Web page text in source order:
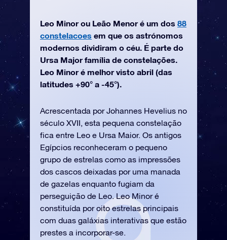
Leo Minor ou Leão Menor é um dos 88
constelacoes em que os astrónomos
modernos dividiram o céu. É parte do
Ursa Major família de constelações.
Leo Minor é melhor visto abril (das
latitudes +90° a -45°).
Acrescentada por Johannes Hevelius no
século XVII, esta pequena constelação
fica entre Leo e Ursa Maior. Os antigos
Egípcios reconheceram o pequeno
grupo de estrelas como as impressões
dos cascos deixadas por uma manada
de gazelas enquanto fugiam da
perseguição de Leo. Leo Minor é
constituída por oito estrelas principais
com duas galáxias interativas que estão
prestes a incorporar-se.